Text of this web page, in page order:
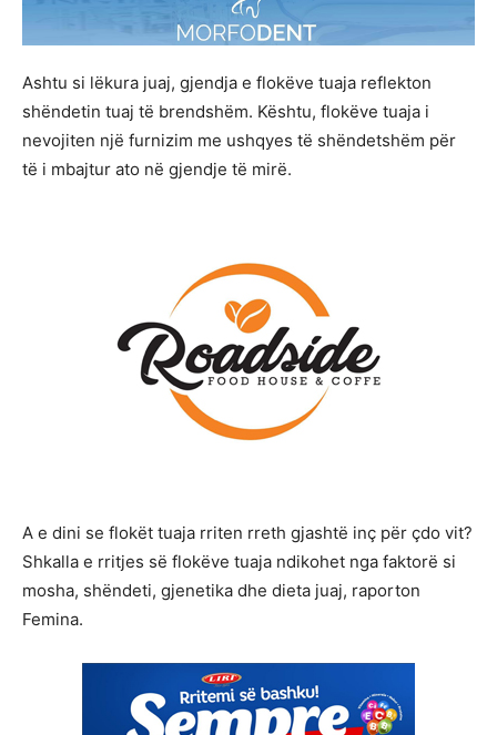
Ashtu si lëkura juaj, gjendja e flokëve tuaja reflekton
shëndetin tuaj të brendshëm. Kështu, flokëve tuaja i
nevojiten një furnizim me ushqyes të shëndetshëm për
të i mbajtur ato në gjendje të mirë.
A e dini se flokët tuaja rriten rreth gjashtë inç për çdo vit?
Shkalla e rritjes së flokëve tuaja ndikohet nga faktorë si
mosha, shëndeti, gjenetika dhe dieta juaj, raporton
Femina.